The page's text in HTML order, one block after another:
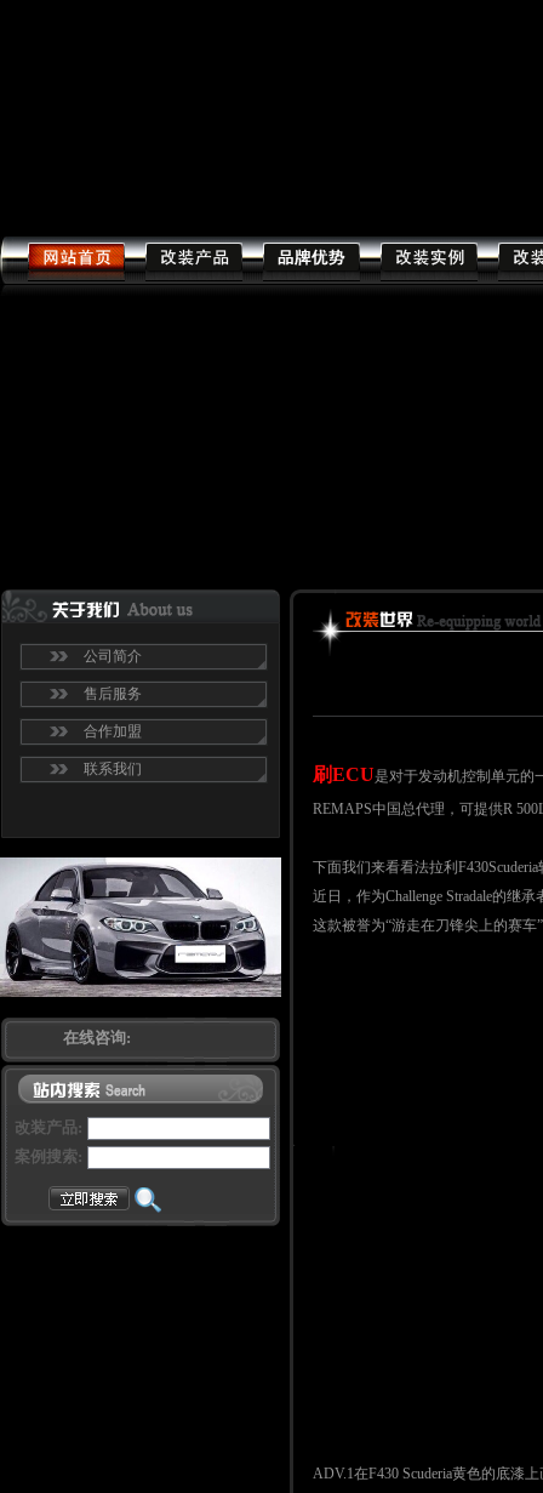
公司简介
售后服务
合作加盟
联系我们
在线咨询:
改装产品:
案例搜索:
刷ECU是对于发动机控制单元的
REMAPS中国总代理， 可提供R
下面我们来看看法拉利
近日，作为Challenge Stradale的继
这款被誉为“游走在刀锋尖上的赛车
ADV.1在F430 Scuderia黄色的底漆